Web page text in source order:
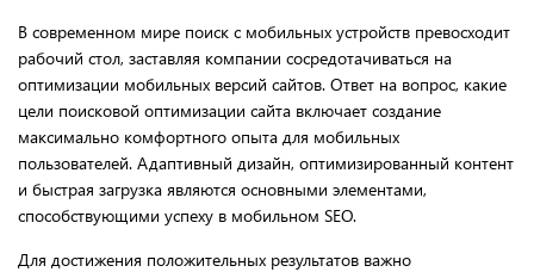
В современном мире поиск с мобильных устройств превосходит
рабочий стол, заставляя компании сосредотачиваться на
оптимизации мобильных версий сайтов. Ответ на вопрос, какие
цели поисковой оптимизации сайта включает создание
максимально комфортного опыта для мобильных
пользователей. Адаптивный дизайн, оптимизированный контент
и быстрая загрузка являются основными элементами,
способствующими успеху в мобильном SEO.
Для достижения положительных результатов важно